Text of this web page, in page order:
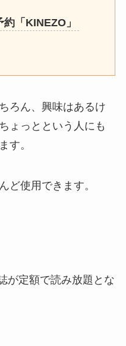
「KINEZO」
ろん、興味はあるけ
ょっとという人にも
す。
ど使用できます。
が定額で読み放題とな